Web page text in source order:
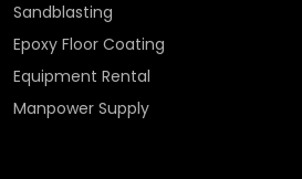
Sandblasting
Epoxy Floor Coating
Equipment Rental
Manpower Supply